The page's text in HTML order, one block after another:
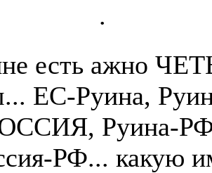
.
есть ажно
ЕС-Руина,
Руина-
РФ... какую